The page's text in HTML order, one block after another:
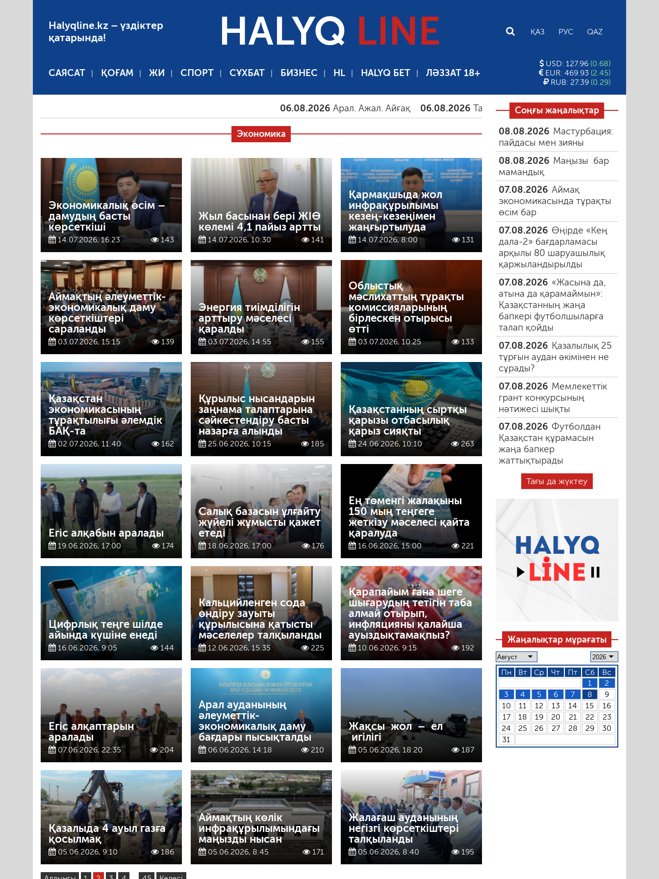
Halyqline.kz – үздіктер
қатарында!
HALYQ LINE ҚАЗ РУС QAZ
САЯСАТ ҚОҒАМ ЖИ СПОРТ СҰХБАТ БИЗНЕС HL HALYQ БЕТ ЛӘЗЗАТ 18+
USD: 127.96 (0.68)
EUR: 469.93 (2.45)
RUB: 27.39 (0.29)
06.08.2026 Арал. Ажал. Айғақ 06.08.2026 Тамыздағы таңғы түтін 06.08.2026 Құмарлық
Экономика
Экономикалық өсім –
дамудың басты
көрсеткіші
14.07.2026, 16:23 143
Жыл басынан бері ЖІӨ
көлемі 4,1 пайыз артты
14.07.2026, 10:30 141
Қармақшыда жол
инфрақұрылымы
кезең-кезеңімен
жаңғыртылуда
14.07.2026, 8:00 131
Аймақтың әлеуметтік-
экономикалық даму
көрсеткіштері
сараланды
03.07.2026, 15:15 139
Энергия тиімділігін
арттыру мәселесі
қаралды
03.07.2026, 14:55 155
Облыстық
мәслихаттың тұрақты
комиссияларының
бірлескен отырысы
өтті
03.07.2026, 10:25 133
Қазақстан
экономикасының
тұрақтылығы әлемдік
БАҚ-та
02.07.2026, 11:40 162
Құрылыс нысандарын
заңнама талаптарына
сәйкестендіру басты
назарға алынды
25.06.2026, 10:15 185
Қазақстанның сыртқы
қарызы отбасылық
қарыз сияқты
24.06.2026, 10:10 263
Егіс алқабын аралады
19.06.2026, 17:00 174
Салық базасын ұлғайту
жүйелі жұмысты қажет
етеді
18.06.2026, 17:00 176
Ең төменгі жалақыны
150 мың теңгеге
жеткізу мәселесі қайта
қаралуда
16.06.2026, 15:00 221
Цифрлық теңге шілде
айында күшіне енеді
16.06.2026, 9:05 144
Кальцийленген сода
өндіру зауыты
құрылысына қатысты
мәселелер талқыланды
12.06.2026, 15:35 225
Қарапайым ғана шеге
шығарудың тетігін таба
алмай отырып,
инфляцияны қалайша
ауыздықтамақпыз?
10.06.2026, 9:15 192
Егіс алқаптарын
аралады
07.06.2026, 22:35 204
Арал ауданының
әлеуметтік-
экономикалық даму
бағдары пысықталды
06.06.2026, 14:18 210
Жақсы жол – ел
игілігі
05.06.2026, 18:20 187
Қазалыда 4 ауыл газға
қосылмақ
05.06.2026, 9:10 186
Аймақтың көлік
инфрақұрылымындағы
маңызды нысан
05.06.2026, 8:45 171
Жалағаш ауданының
негізгі көрсеткіштері
талқыланды
05.06.2026, 8:40 195
Соңғы жаңалықтар
08.08.2026 Мастурбация:
пайдасы мен зияны
08.08.2026 Маңызы бар
мамандық
07.08.2026 Аймақ
экономикасында тұрақты
өсім бар
07.08.2026 Өңірде «Кең
дала-2» бағдарламасы
арқылы 80 шаруашылық
қаржыландырылды
07.08.2026 «Жасына да,
атына да қарамаймын»:
Қазақстанның жаңа
бапкері футболшыларға
талап қойды
07.08.2026 Қазалылық 25
тұрғын аудан әкімінен не
сұрады?
07.08.2026 Мемлекеттік
грант конкурсының
нәтижесі шықты
07.08.2026 Футболдан
Қазақстан құрамасын
жаңа бапкер
жаттықтырады
Тағы да жүктеу
Жаңалықтар мұрағаты
Пн Вт Ср Чт Пт Сб
Вс
1
2
3
4 5 6 7 8
9
10
11 12 13 14 15
16
17
18 19 20 21 22
23
24
25 26 27 28 29
30
31